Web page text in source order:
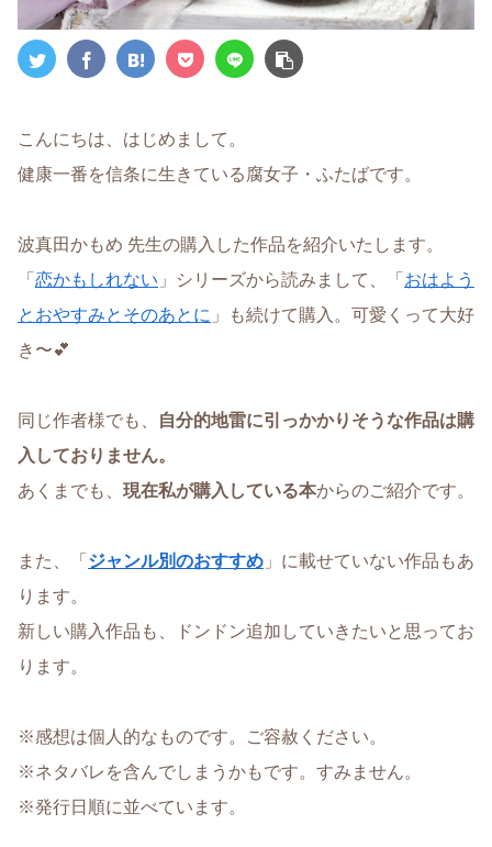
こんにちは、はじめまして。
健康一番を信条に生きている腐女子・ふたばです。
波真田かもめ 先生の購入した作品を紹介いたします。
「 恋かもしれない 」シリーズから読みまして、「 おはよう
とおやすみとそのあとに 」も続けて購入。可愛くって大好
き〜💕
同じ作者様でも、
自分的地雷に引っかかりそうな作品は購
入しておりません。
あくまでも、 現在私が購入している本からのご紹介です。
また、「 ジャンル別のおすすめ 」に載せていない作品もあ
ります。
新しい購入作品も、ドンドン追加していきたいと思ってお
ります。
※感想は個人的なものです。ご容赦ください。
※ネタバレを含んでしまうかもです。すみません。
※発行日順に並べています。